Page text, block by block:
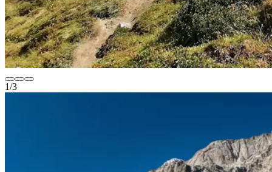
1/3